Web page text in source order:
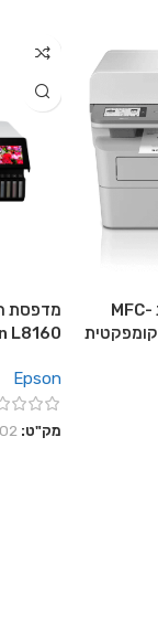
מדפסת לייזר משולבת MFC-
L2980DW Brother קומפקטית
מדפסת
L8160
Epson
מק"ט: